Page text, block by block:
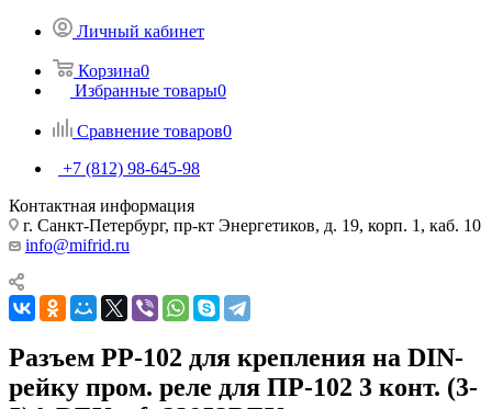
Личный кабинет
Корзина0
Избранные товары0
Сравнение товаров0
+7 (812) 98-645-98
Контактная информация
г. Санкт-Петербург, пр-кт Энергетиков, д. 19, корп. 1, каб. 10
info@mifrid.ru
Разъем РР-102 для крепления на DIN-
рейку пром. реле для ПР-102 3 конт. (3-